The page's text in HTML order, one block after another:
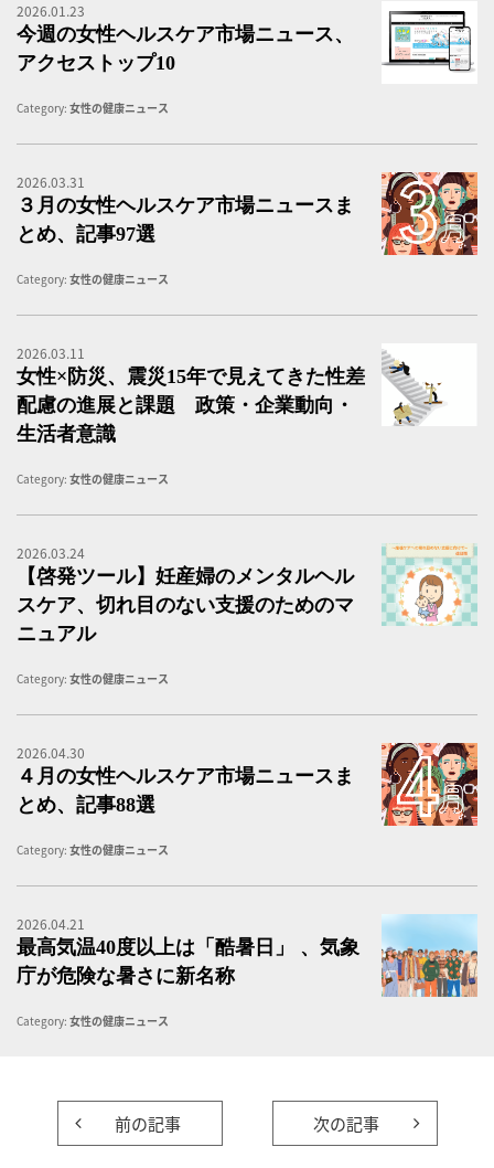
2026.01.23
今週の女性ヘルスケア市場ニュース、
アクセストップ10
Category: 女性の健康ニュース
2026.03.31
３月の女性ヘルスケア市場ニュースま
とめ、記事97選
Category: 女性の健康ニュース
2026.03.11
女性×防災、震災15年で見えてきた性差
配慮の進展と課題 政策・企業動向・
生活者意識
Category: 女性の健康ニュース
2026.03.24
【啓発ツール】妊産婦のメンタルヘル
スケア、切れ目のない支援のためのマ
ニュアル
Category: 女性の健康ニュース
2026.04.30
４月の女性ヘルスケア市場ニュースま
とめ、記事88選
Category: 女性の健康ニュース
2026.04.21
最高気温40度以上は「酷暑日」 、気象
庁が危険な暑さに新名称
Category: 女性の健康ニュース
前の記事 次の記事